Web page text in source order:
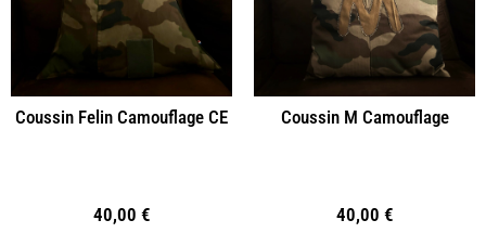
Coussin Felin Camouflage CE
40,00 €
Coussin M Camouflage
40,00 €